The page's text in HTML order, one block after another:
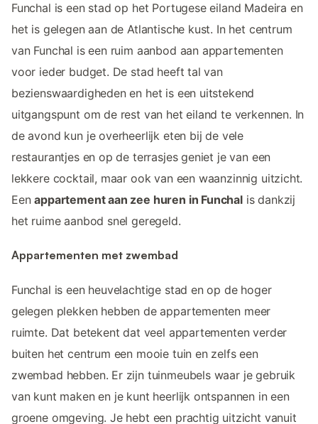
Funchal is een stad op het Portugese eiland Madeira en
het is gelegen aan de Atlantische kust. In het centrum
van Funchal is een ruim aanbod aan appartementen
voor ieder budget. De stad heeft tal van
bezienswaardigheden en het is een uitstekend
uitgangspunt om de rest van het eiland te verkennen. In
de avond kun je overheerlijk eten bij de vele
restaurantjes en op de terrasjes geniet je van een
lekkere cocktail, maar ook van een waanzinnig uitzicht.
Eenappartement aan zee huren in Funchalis dankzij
het ruime aanbod snel geregeld.
Appartementen met zwembad
Funchal is een heuvelachtige stad en op de hoger
gelegen plekken hebben de appartementen meer
ruimte. Dat betekent dat veel appartementen verder
buiten het centrum een mooie tuin en zelfs een
zwembad hebben. Er zijn tuinmeubels waar je gebruik
van kunt maken en je kunt heerlijk ontspannen in een
groene omgeving. Je hebt een prachtig uitzicht vanuit